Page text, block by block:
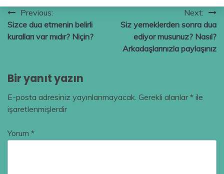
Yazı
gezinmesi
Previous:
Sizce dua etmenin belirli
kuralları var mıdır? Niçin?
Next:
Siz yemeklerden sonra dua
ediyor musunuz? Nasıl?
Arkadaşlarınızla paylaşınız
Bir yanıt yazın
E-posta adresiniz yayınlanmayacak. Gerekli alanlar* ile
işaretlenmişlerdir
Yorum *